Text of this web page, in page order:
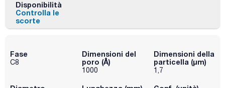
Disponibilità
Controlla le
scorte
Fase
C8
Dimensioni del
poro (Å)
1000
Dimensioni della
particella (μm)
1,7